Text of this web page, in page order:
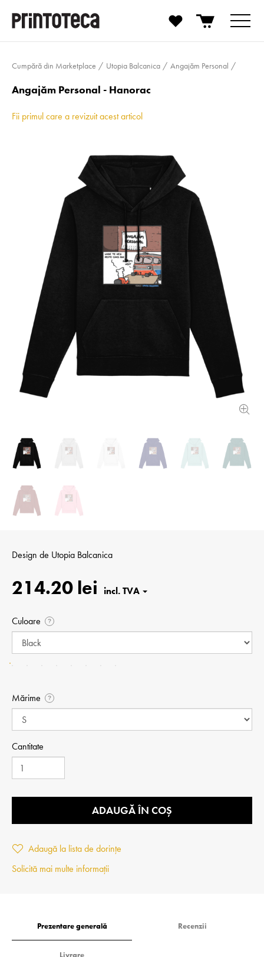
Cumpără din Marketplace Utopia Balcanica Angajăm Personal
Angajăm Personal - Hanorac
Fii primul care a revizuit acest articol
Design de Utopia Balcanica
214.20 lei
Culoare ?
Mărime ?
Cantitate
ADAUGĂ ÎN COȘ
Adaugă la lista de dorințe
Solicită mai multe informații
Prezentare generală Recenzii